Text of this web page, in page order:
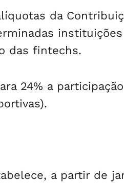
da
das fintechs.
24% a
a partir de